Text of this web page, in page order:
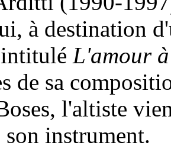
à destination
L'amour
de sa
l'altiste
son instrument.